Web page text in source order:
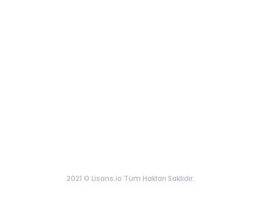
2021 © Lisans.io Tüm Hakları Saklıdır.